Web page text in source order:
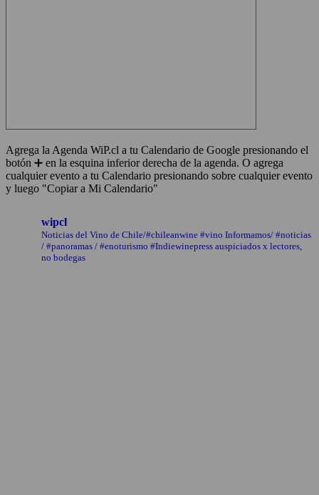
Agrega la Agenda WiP.cl a tu Calendario de Google presionando el
botón ➕ en la esquina inferior derecha de la agenda. O agrega
cualquier evento a tu Calendario presionando sobre cualquier evento
y luego "Copiar a Mi Calendario"
wipcl
Noticias del Vino de Chile/#chileanwine #vino Informamos/ #noticias
/ #panoramas / #enoturismo #Indiewinepress auspiciados x lectores,
no bodegas